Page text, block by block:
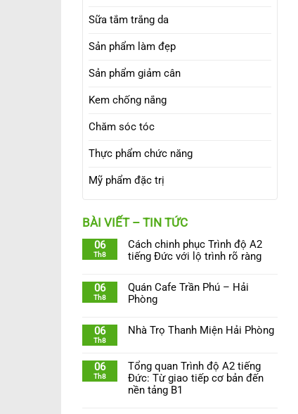
Sữa tắm trắng da
Sản phẩm làm đẹp
Sản phẩm giảm cân
Kem chống nắng
Chăm sóc tóc
Thực phẩm chức năng
Mỹ phẩm đặc trị
BÀI VIẾT – TIN TỨC
06
Th8
Cách chinh phục Trình độ A2
tiếng Đức với lộ trình rõ ràng
06
Th8
Quán Cafe Trần Phú – Hải
Phòng
06
Th8
Nhà Trọ Thanh Miện Hải Phòng
06
Th8
Tổng quan Trình độ A2 tiếng
Đức: Từ giao tiếp cơ bản đến
nền tảng B1